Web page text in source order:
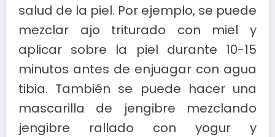
salud de la piel. Por ejemplo, se puede
mezclar ajo triturado con miel y
aplicar sobre la piel durante 10-15
minutos antes de enjuagar con agua
tibia. También se puede hacer una
mascarilla de jengibre mezclando
jengibre rallado con yogur y